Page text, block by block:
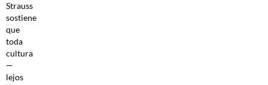
Strauss
sostiene
que
toda
cultura
—
lejos